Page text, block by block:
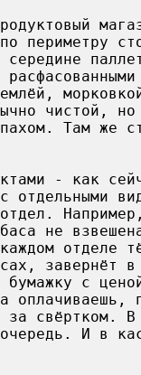
периметру
чистой,
Там же
- как
отдельными
не
отделе
завернёт в
бумажку с
оплачиваешь,
за свёртком.
И в